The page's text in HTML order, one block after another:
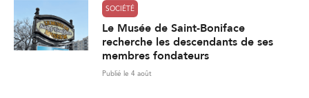
SOCIÉTÉ
Le Musée de Saint-Boniface
recherche les descendants de ses
membres fondateurs
Publié le 4 août